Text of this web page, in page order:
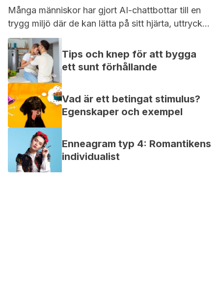
Många människor har gjort AI-chattbottar till en
trygg miljö där de kan lätta på sitt hjärta, uttrycka
känslor och få...
Tips och knep för att bygga
ett sunt förhållande
Vad är ett betingat stimulus?
Egenskaper och exempel
Enneagram typ 4: Romantikens
individualist